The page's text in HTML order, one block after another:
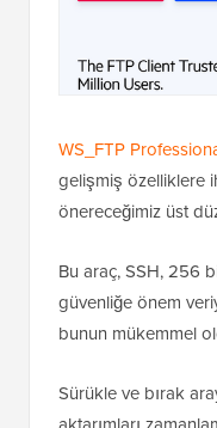
WS_FTP
gelişmiş özelliklere
önereceğimiz üst
Bu araç, SSH, 256
güvenliğe önem
bunun mükemmel
Sürükle ve bırak